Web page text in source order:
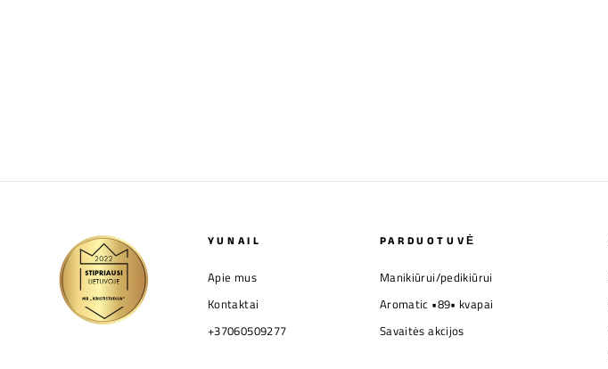
YUNAIL
Apie mus
Kontaktai
+37060509277
PARDUOTUVĖ
Manikiūrui/pedikiūrui
Aromatic •89• kvapai
Savaitės akcijos